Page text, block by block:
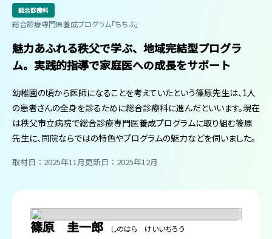
総合診療科
総合診療専門医養成プログラム「ちちぶ」
魅力あふれる秩父で学ぶ、地域完結型プログラ
ム。実践的指導で家庭医への成長をサポート
幼稚園の頃から医師になることを考えていたという篠原先生は、1人
の患者さんの全身を診るために総合診療科に進んだといいます。現在
は秩父市立病院で総合診療専門医養成プログラムに取り組む篠原
先生に、同院ならではの特色やプログラムの魅力などを伺いました。
取材日：2025年11月更新日：2025年12月
篠原 圭一郎 しのはら けいいちろう